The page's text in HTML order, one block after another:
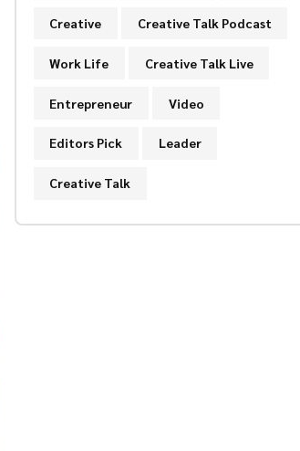
Creative Creative Talk Podcast
Work Life Creative Talk Live
Entrepreneur Video
Editors Pick Leader
Creative Talk